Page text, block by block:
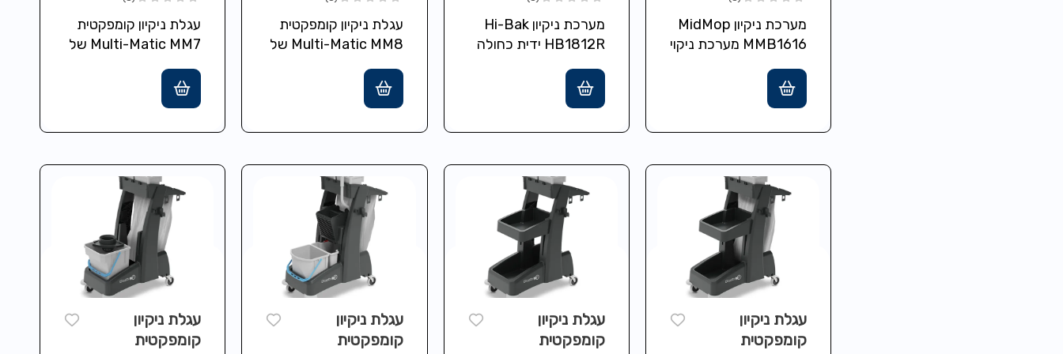
מערכת ניקיון MidMop
MMB1616 מערכת ניקוי
ל' מים מלוכלכים,…
מערכת ניקיון Hi-Bak
HB1812R ידית כחולה
פרבולי להפרדת מים
Structofoam,
גלגלים…
NUMATIC
עגלת ניקיון קומפקטית
Multi-Matic MM8 של
מערכת שטיפה מדודה
NUMATIC
עגלת ניקיון קומפקטית
Multi-Matic MM7 של
מערכת שטיפה מדודה
עגלת ניקיון
קומפקטית
עגלת ניקיון
קומפקטית
עגלת ניקיון
קומפקטית
עגלת ניקיון
קומפקטית